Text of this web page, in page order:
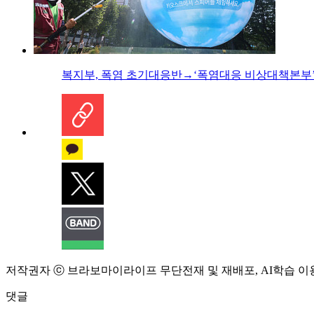
복지부, 폭염 초기대응반→‘폭염대응 비상대책본부
저작권자 ⓒ 브라보마이라이프 무단전재 및 재배포, AI학습 이
댓글